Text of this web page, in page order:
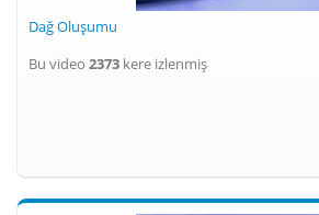
Dağ Oluşumu
Bu video 2373 kere izlenmiş